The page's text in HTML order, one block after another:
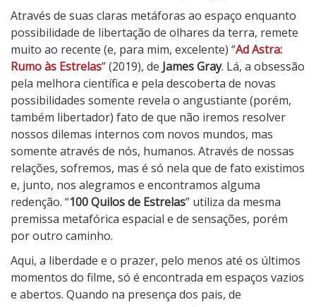
Através de suas claras metáforas ao espaço enquanto
possibilidade de libertação de olhares da terra, remete
muito ao recente (e, para mim, excelente) “Ad Astra:
Rumo às Estrelas” (2019), de James Gray. Lá, a obsessão
pela melhora científica e pela descoberta de novas
possibilidades somente revela o angustiante (porém,
também libertador) fato de que não iremos resolver
nossos dilemas internos com novos mundos, mas
somente através de nós, humanos. Através de nossas
relações, sofremos, mas é só nela que de fato existimos
e, junto, nos alegramos e encontramos alguma
redenção. “100 Quilos de Estrelas” utiliza da mesma
premissa metafórica espacial e de sensações, porém
por outro caminho.
Aqui, a liberdade e o prazer, pelo menos até os últimos
momentos do filme, só é encontrada em espaços vazios
e abertos. Quando na presença dos pais, de